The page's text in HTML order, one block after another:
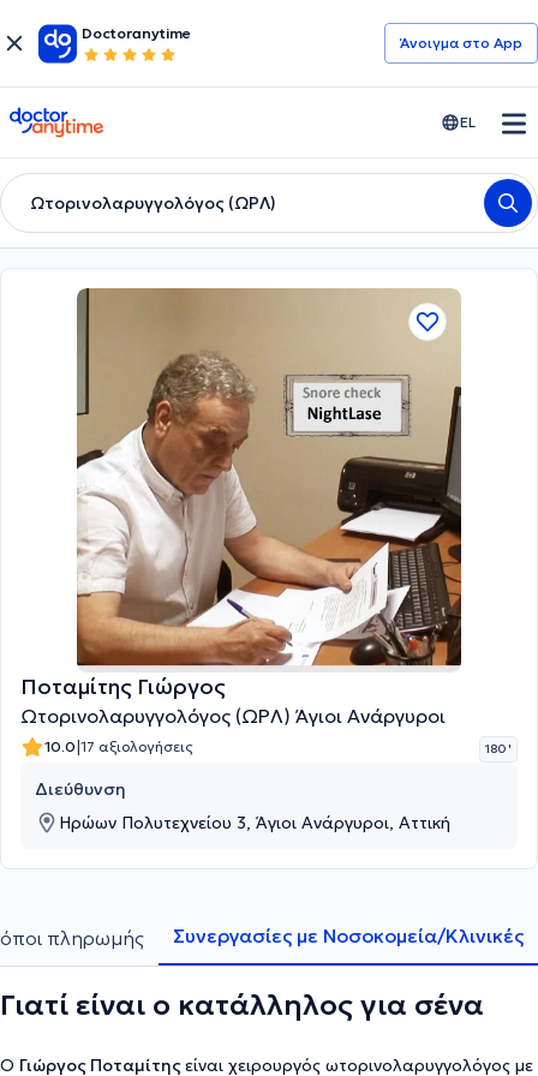
Doctoranytime
Άνοιγμα στο App
doctoranytime EL
Ωτορινολαρυγγολόγος (ΩΡΛ)
Ποταμίτης Γιώργος
Ωτορινολαρυγγολόγος (ΩΡΛ) Άγιοι Ανάργυροι
10.0|17 αξιολογήσεις 180 '
Διεύθυνση
Ηρώων Πολυτεχνείου 3, Άγιοι Ανάργυροι, Αττική
πληρωμής Συνεργασίες με Νοσοκομεία/Κλινικές
Γιατί είναι ο κατάλληλος για σένα
Ο Γιώργος Ποταμίτηςείναι χειρουργός ωτορινολαρυγγολόγος με